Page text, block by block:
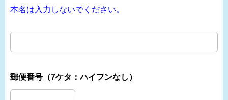
本名は入力しないでください。
郵便番号（7ケタ：ハイフンなし）